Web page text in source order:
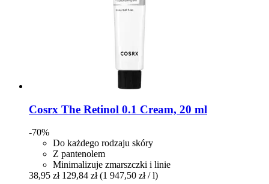
Cosrx The Retinol 0.1 Cream, 20 ml
-70%
Do każdego rodzaju skóry
Z pantenolem
Minimalizuje zmarszczki i linie
38,95 zł 129,84 zł (1 947,50 zł / l)